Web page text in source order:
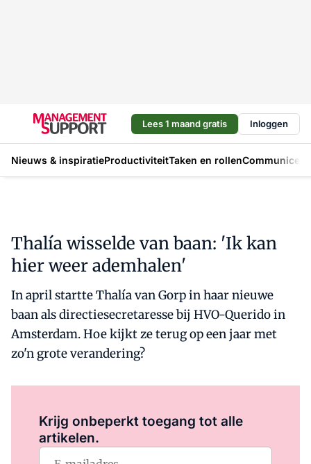
Lees 1 maand gratis Inloggen
Nieuws & inspiratieProductiviteitTaken en rollen
Thalía wisselde van baan: 'Ik kan
hier weer ademhalen'
In april startte Thalía van Gorp in haar nieuwe
baan als directiesecretaresse bij HVO-Querido in
Amsterdam. Hoe kijkt ze terug op een jaar met
zo'n grote verandering?
Krijg onbeperkt toegang tot alle
artikelen.